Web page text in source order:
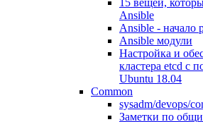
15 вещей,
Ansible
Ansible - начало
Ansible модули
Настройка и
кластера etcd с
Ubuntu 18.04
Common
sysadm/devops/
Заметки по